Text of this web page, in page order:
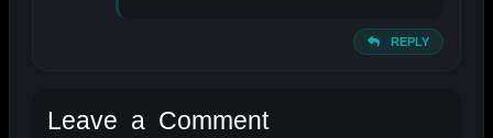
REPLY
Leave a Comment